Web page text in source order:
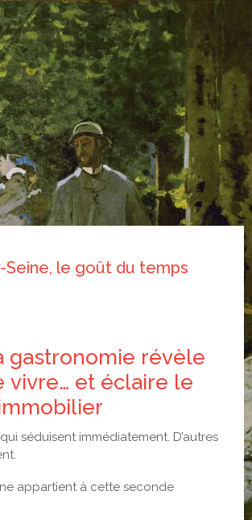
Seine, le goût du temps
gastronomie révèle
vivre… et éclaire le
séduisent immédiatement. D’autres
appartient à cette seconde